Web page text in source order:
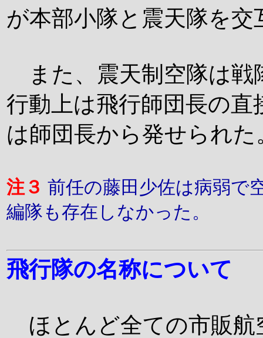
が本部小隊と震天隊を交
また、震天制空隊は戦
行動上は飛行師団長の
は師団長から発せられた
注３ 前任の藤田少佐は病弱で
編隊も存在しなかった。
飛行隊の名称について
ほとんど全ての市販航